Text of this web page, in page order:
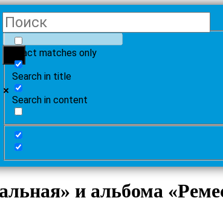
Exact matches only
Search in title
Search in content
и альбома